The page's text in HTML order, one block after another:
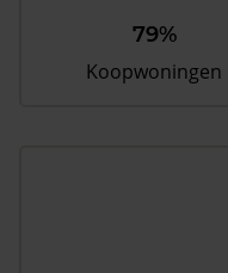
79%
Koopwoningen